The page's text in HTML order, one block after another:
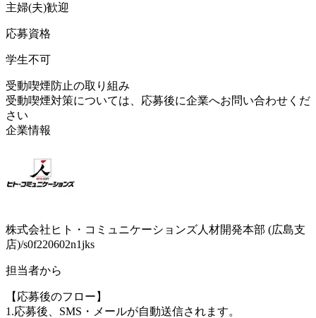
主婦(夫)歓迎
応募資格
学生不可
受動喫煙防止の取り組み
受動喫煙対策については、応募後に企業へお問い合わせくだ
さい
企業情報
株式会社ヒト・コミュニケーションズ人材開発本部 (広島支
店)/s0f220602n1jks
担当者から
【応募後のフロー】
1.応募後、SMS・メールが自動送信されます。